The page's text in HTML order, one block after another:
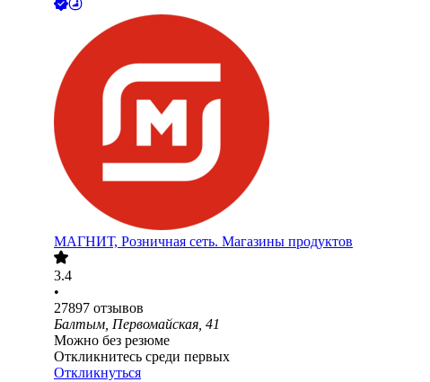
МАГНИТ, Розничная сеть. Магазины продуктов
3.4
•
27897 отзывов
Балтым, Первомайская, 41
Можно без резюме
Откликнитесь среди первых
Откликнуться